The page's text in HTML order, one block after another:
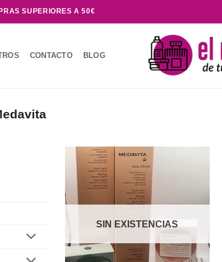
SUPERIORES A 50€
CONTACTO BLOG
deseos
SIN EXISTENCIAS